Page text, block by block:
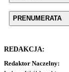
PRENUMERATA
REDAKCJA:
Redaktor Naczelny: